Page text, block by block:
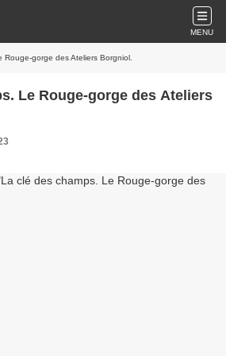
MENU
gorge des Ateliers Borgniol.
Le Rouge-gorge des Ateliers